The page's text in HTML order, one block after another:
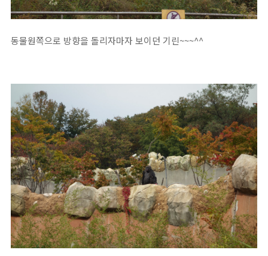
동물원쪽으로 방향을 돌리자마자 보이던 기린~~~^^